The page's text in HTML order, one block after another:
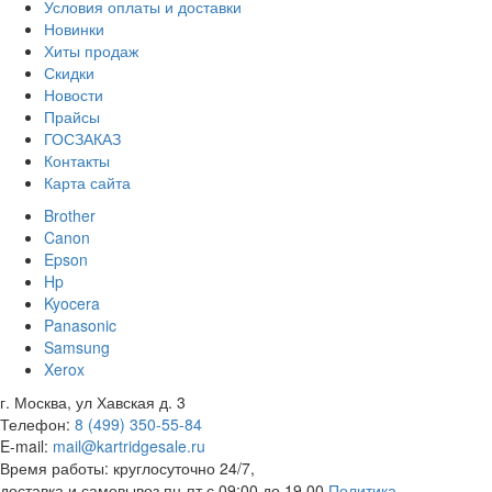
Условия оплаты и доставки
Новинки
Хиты продаж
Скидки
Новости
Прайсы
ГОСЗАКАЗ
Контакты
Карта сайта
Brother
Canon
Epson
Hp
Kyocera
Panasonic
Samsung
Xerox
г. Москва, ул Хавская д. 3
Телефон: 8 (499) 350-55-84
E-mail: mail@kartridgesale.ru
Время работы: круглосуточно 24/7,